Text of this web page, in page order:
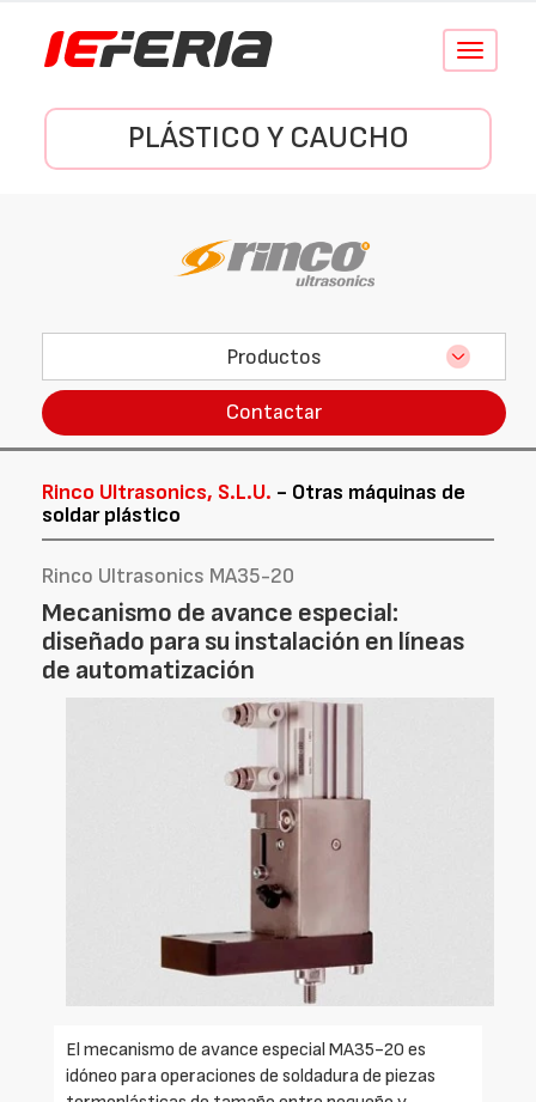
Conmutar
PLÁSTICO Y CAUCHO
Productos
Contactar
Rinco Ultrasonics, S.L.U. - Otras máquinas de
soldar plástico
Rinco Ultrasonics MA35-20
Mecanismo de avance especial:
diseñado para su instalación en líneas
de automatización
El mecanismo de avance especial MA35-20 es
idóneo para operaciones de soldadura de piezas